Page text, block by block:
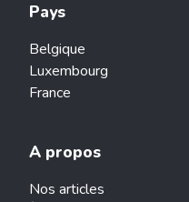
Pays
Belgique
Luxembourg
France
A propos
Nos articles